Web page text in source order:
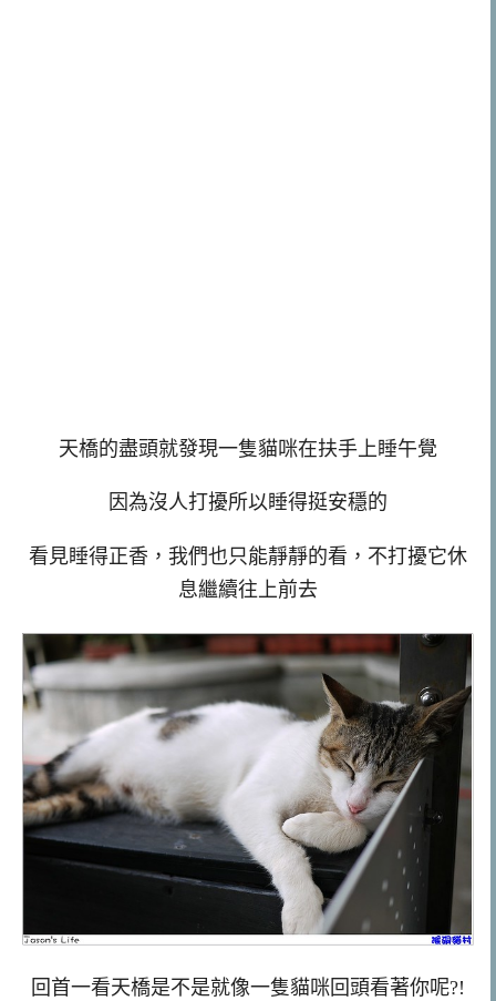
天橋的盡頭就發現一隻貓咪在扶手上睡午覺
因為沒人打擾所以睡得挺安穩的
看見睡得正香，我們也只能靜靜的看，不打擾它休
息繼續往上前去
回首一看天橋是不是就像一隻貓咪回頭看著你呢?!